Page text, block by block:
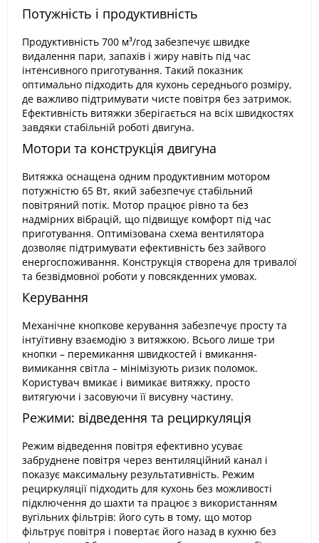
Потужність і продуктивність
Продуктивність 700 м³/год забезпечує швидке
видалення пари, запахів і жиру навіть під час
інтенсивного приготування. Такий показник
оптимально підходить для кухонь середнього розміру,
де важливо підтримувати чисте повітря без затримок.
Ефективність витяжки зберігається на всіх швидкостях
завдяки стабільній роботі двигуна.
Мотори та конструкція двигуна
Витяжка оснащена одним продуктивним мотором
потужністю 65 Вт, який забезпечує стабільний
повітряний потік. Мотор працює рівно та без
надмірних вібрацій, що підвищує комфорт під час
приготування. Оптимізована схема вентилятора
дозволяє підтримувати ефективність без зайвого
енергоспоживання. Конструкція створена для тривалої
та безвідмовної роботи у повсякденних умовах.
Керування
Механічне кнопкове керування забезпечує просту та
інтуїтивну взаємодію з витяжкою. Всього лише три
кнопки – перемикання швидкостей і вмикання-
вимикання світла – мінімізують ризик поломок.
Користувач вмикає і вимикає витяжку, просто
витягуючи і засовуючи її висувну частину.
Режими: відведення та рециркуляція
Режим відведення повітря ефективно усуває
забруднене повітря через вентиляційний канал і
показує максимальну результативність. Режим
рециркуляції підходить для кухонь без можливості
підключення до шахти та працює з використанням
вугільних фільтрів: його суть в тому, що мотор
фільтрує повітря і повертає його назад в кухню без